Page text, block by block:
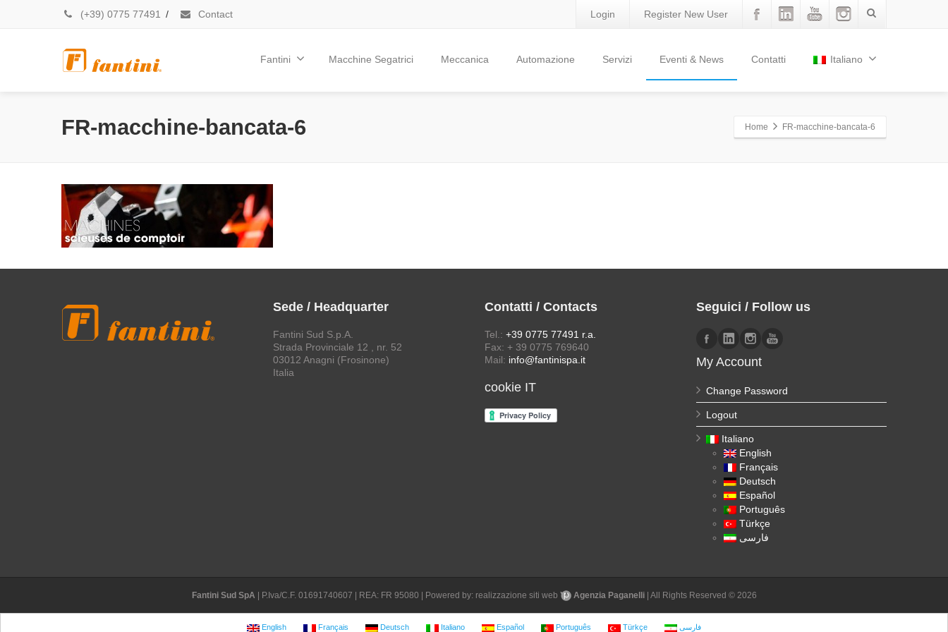
(+39) 0775 77491 / Contact Login Register New User
Fantini Macchine Segatrici Meccanica Automazione Servizi Eventi & News Contatti Italiano
FR-macchine-bancata-6 Home FR-macchine-bancata-6
Sede / Headquarter
Fantini Sud S.p.A.
Strada Provinciale 12 , nr. 52
03012 Anagni (Frosinone)
Italia
Contatti / Contacts
Tel.: +39 0775 77491 r.a.
Fax: + 39 0775 769640
Mail: info@fantinispa.it
cookie IT
Seguici / Follow us
My Account
Change Password
Logout
Italiano
English
Français
Deutsch
Español
Português
Türkçe
فارسی
Fantini Sud SpA | P.Iva/C.F. 01691740607 | REA: FR 95080 | Powered by: realizzazione siti web Agenzia Paganelli| All Rights Reserved © 2026
English Français Deutsch Italiano Español Português Türkçe فارسی